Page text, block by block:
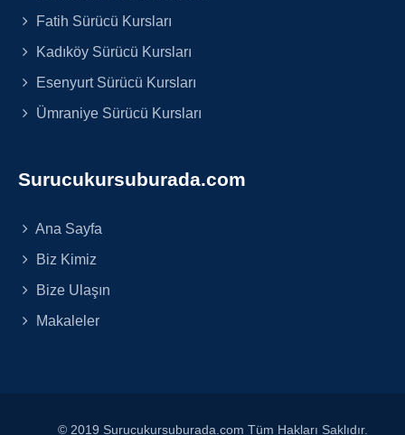
Fatih Sürücü Kursları
Kadıköy Sürücü Kursları
Esenyurt Sürücü Kursları
Ümraniye Sürücü Kursları
Surucukursuburada.com
Ana Sayfa
Biz Kimiz
Bize Ulaşın
Makaleler
© 2019 Surucukursuburada.com Tüm Hakları Saklıdır.